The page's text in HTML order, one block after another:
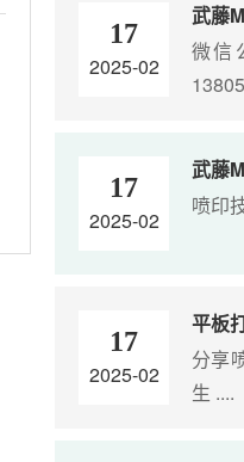
17
2025-02
武藤
微信
17
2025-02
武藤
喷印
17
2025-02
平板
分享
生 ....